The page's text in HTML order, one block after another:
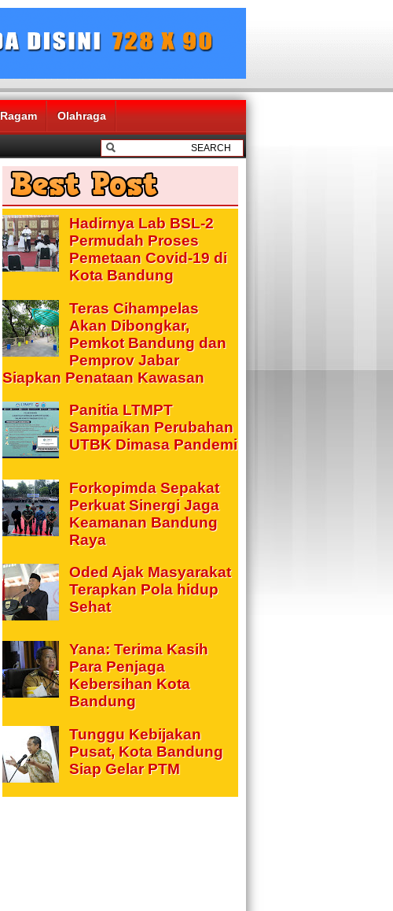
Ragam Olahraga
Hadirnya Lab BSL-2
Permudah Proses
Pemetaan Covid-19 di
Kota Bandung
Teras Cihampelas
Akan Dibongkar,
Pemkot Bandung dan
Pemprov Jabar
Siapkan Penataan Kawasan
Panitia LTMPT
Sampaikan Perubahan
UTBK Dimasa Pandemi
Forkopimda Sepakat
Perkuat Sinergi Jaga
Keamanan Bandung
Raya
Oded Ajak Masyarakat
Terapkan Pola hidup
Sehat
Yana: Terima Kasih
Para Penjaga
Kebersihan Kota
Bandung
Tunggu Kebijakan
Pusat, Kota Bandung
Siap Gelar PTM